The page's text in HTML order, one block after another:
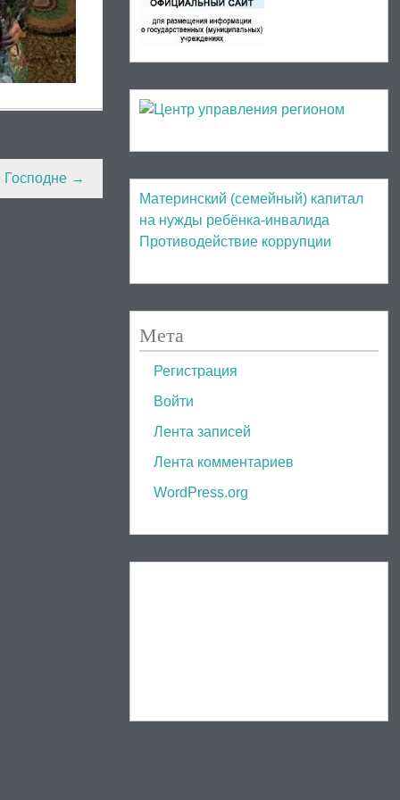
→
Материнский (семейный) капитал
на нужды ребёнка-инвалида
Противодействие коррупции
Мета
Регистрация
Войти
Лента записей
Лента комментариев
WordPress.org